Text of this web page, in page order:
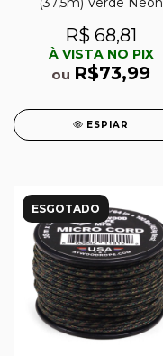
R$ 68,81
À VISTA NO PIX
ou R$73,99
ESPIAR
ESGOTADO